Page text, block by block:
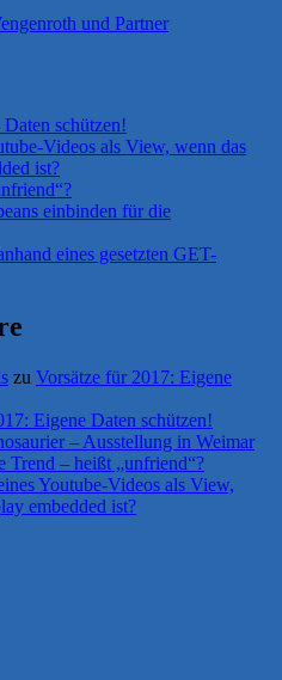
und Partner
schützen!
Videos als View, wenn das
ist?
einbinden für die
eines gesetzten GET-
zu Vorsätze für 2017: Eigene
Eigene Daten schützen!
– Ausstellung in Weimar
Trend – heißt „unfriend“?
Youtube-Videos als View,
embedded ist?